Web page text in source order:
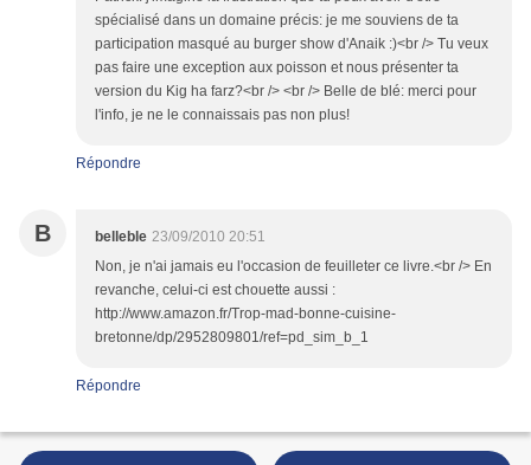
spécialisé dans un domaine précis: je me souviens de ta
participation masqué au burger show d'Anaik :)<br /> Tu veux
pas faire une exception aux poisson et nous présenter ta
version du Kig ha farz?<br /> <br /> Belle de blé: merci pour
l'info, je ne le connaissais pas non plus!
Répondre
B belleble 23/09/2010 20:51
Non, je n'ai jamais eu l'occasion de feuilleter ce livre.<br /> En
revanche, celui-ci est chouette aussi :
http://www.amazon.fr/Trop-mad-bonne-cuisine-
bretonne/dp/2952809801/ref=pd_sim_b_1
Répondre